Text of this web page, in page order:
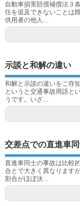
自動車損害賠償補償法３
任を追及できないことは
供用者の他人...
示談と和解の違い
和解と示談の違いをご存
というと交通事故用語と
うです。いざ...
交差点での直進車
直進車同士の事故は比較
合とで大きく異なります
割合がほぼ決...